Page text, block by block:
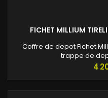
FICHET MILLIUM
Coffre de depot Fichet
trappe de
Prix
4